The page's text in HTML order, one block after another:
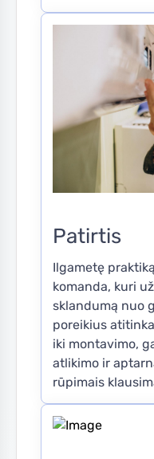
Patirtis
Ilgametę
komanda, kuri
sklandumą nuo
poreikius
iki montavimo,
atlikimo ir
rūpimais